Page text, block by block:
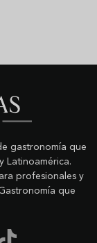
gastronomía que
Latinoamérica.
profesionales y
que